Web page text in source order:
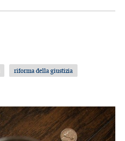
riforma della giustizia